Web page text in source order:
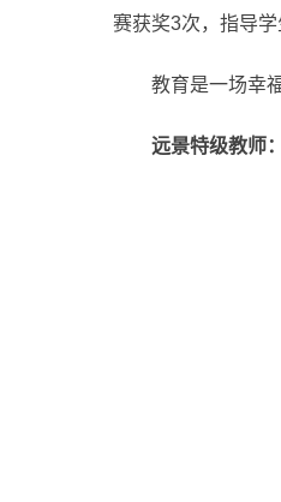
赛获奖3次，指导学
教育是一场幸
远景特级教师